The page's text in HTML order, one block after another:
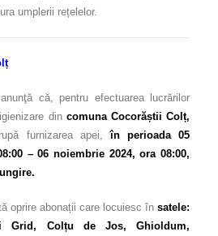
umplerii rețelelor.
anunţă că, pentru efectuarea lucrărilor
din comuna Cocorăștii Colț,
furnizarea apei,în perioada 05
– 06 noiembrie 2024, ora 08:00,
oprire abonații care locuiesc în satele:
Grid, Colțu de Jos, Ghioldum,